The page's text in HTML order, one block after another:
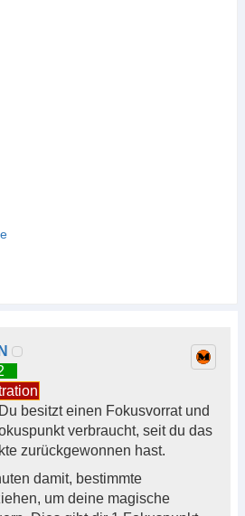
Du besitzt einen Fokusvorrat und
verbraucht, seit du das
zurückgewonnen hast.
damit, bestimmte
um deine magische